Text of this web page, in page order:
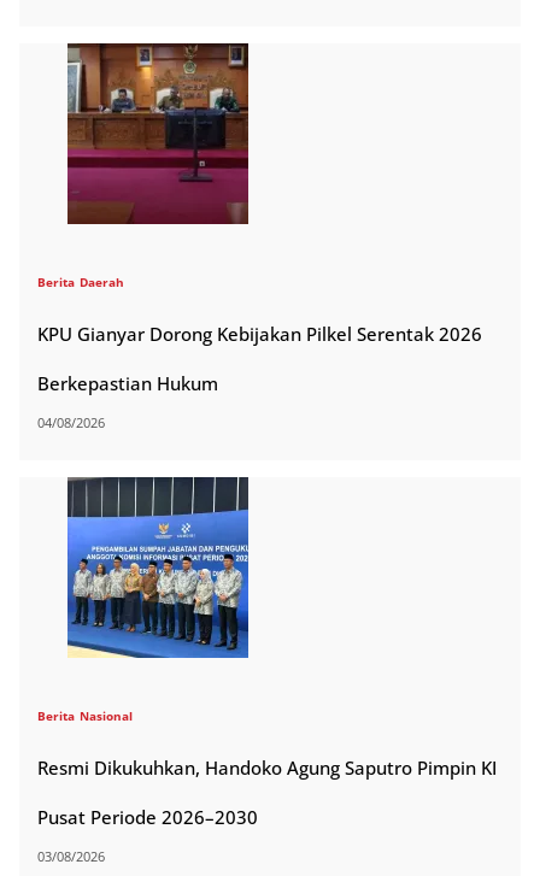
Berita Daerah
KPU Gianyar Dorong Kebijakan Pilkel Serentak 2026
Berkepastian Hukum
04/08/2026
Berita Nasional
Resmi Dikukuhkan, Handoko Agung Saputro Pimpin KI
Pusat Periode 2026–2030
03/08/2026